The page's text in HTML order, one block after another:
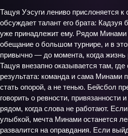
Тацуя Уэсуги лениво прислоняется к
обсуждает талант его брата: Кадзуя
уже принадлежит ему. Рядом Минами
обещание о большом турнире, и в
привычно — до момента, когда жизнь
Тацуя внезапно оказывается там,
результата: команда и сама Минами
стать опорой, а не тенью. Бейсбол
говорить о ревности, привязанности
рядом, когда слова не работают.
улыбкой, мечта Минами останется
развалится на оправдания. Если